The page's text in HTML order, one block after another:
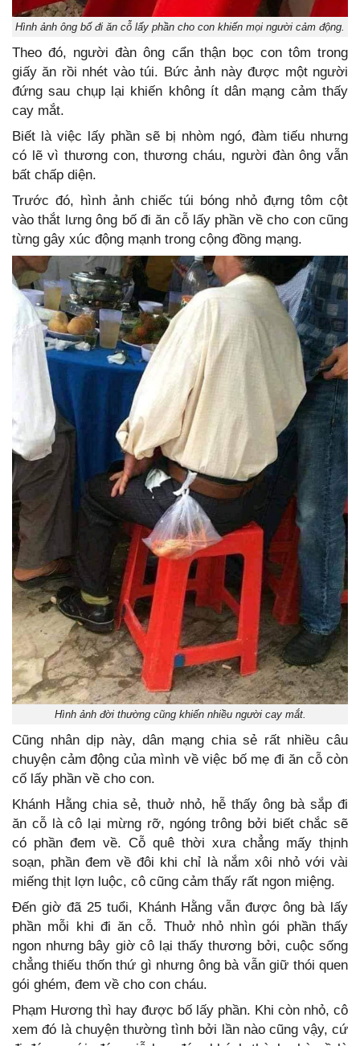
Hình ảnh ông bố đi ăn cỗ lấy phần cho con khiến mọi người cảm động.
Theo đó, người đàn ông cẩn thận bọc con tôm trong
giấy ăn rồi nhét vào túi. Bức ảnh này được một người
đứng sau chụp lại khiến không ít dân mạng cảm thấy
cay mắt.
Biết là việc lấy phần sẽ bị nhòm ngó, đàm tiếu nhưng
có lẽ vì thương con, thương cháu, người đàn ông vẫn
bất chấp diện.
Trước đó, hình ảnh chiếc túi bóng nhỏ đựng tôm cột
vào thắt lưng ông bố đi ăn cỗ lấy phần về cho con cũng
từng gây xúc động mạnh trong cộng đồng mạng.
Hình ảnh đời thường cũng khiến nhiều người cay mắt.
Cũng nhân dịp này, dân mạng chia sẻ rất nhiều câu
chuyện cảm động của mình về việc bố mẹ đi ăn cỗ còn
cố lấy phần về cho con.
Khánh Hằng chia sẻ, thuở nhỏ, hễ thấy ông bà sắp đi
ăn cỗ là cô lại mừng rỡ, ngóng trông bởi biết chắc sẽ
có phần đem về. Cỗ quê thời xưa chẳng mấy thịnh
soạn, phần đem về đôi khi chỉ là nắm xôi nhỏ với vài
miếng thịt lợn luộc, cô cũng cảm thấy rất ngon miệng.
Đến giờ đã 25 tuổi, Khánh Hằng vẫn được ông bà lấy
phần mỗi khi đi ăn cỗ. Thuở nhỏ nhìn gói phần thấy
ngon nhưng bây giờ cô lại thấy thương bởi, cuộc sống
chẳng thiếu thốn thứ gì nhưng ông bà vẫn giữ thói quen
gói ghém, đem về cho con cháu.
Phạm Hương thì hay được bố lấy phần. Khi còn nhỏ, cô
xem đó là chuyện thường tình bởi lần nào cũng vậy, cứ